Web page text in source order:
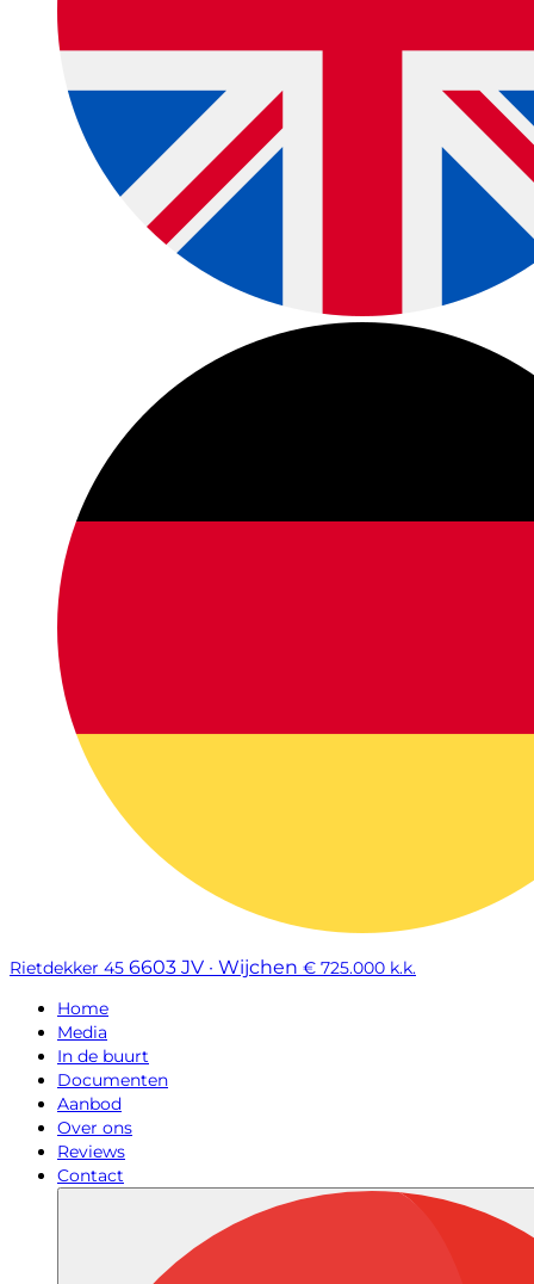
Rietdekker 45 6603 JV · Wijchen € 725.000 k.k.
Home
Media
In de buurt
Documenten
Aanbod
Over ons
Reviews
Contact